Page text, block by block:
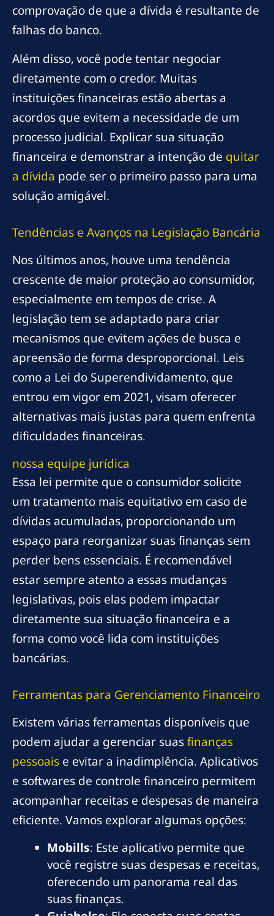
comprovação de que a dívida é resultante de
falhas do banco.
Além disso, você pode tentar negociar
diretamente com o credor. Muitas
instituições financeiras estão abertas a
acordos que evitem a necessidade de um
processo judicial. Explicar sua situação
financeira e demonstrar a intenção de quitar
a dívida pode ser o primeiro passo para uma
solução amigável.
Tendências e Avanços na Legislação Bancária
Nos últimos anos, houve uma tendência
crescente de maior proteção ao consumidor,
especialmente em tempos de crise. A
legislação tem se adaptado para criar
mecanismos que evitem ações de busca e
apreensão de forma desproporcional. Leis
como a Lei do Superendividamento, que
entrou em vigor em 2021, visam oferecer
alternativas mais justas para quem enfrenta
dificuldades financeiras.
nossa equipe jurídica
Essa lei permite que o consumidor solicite
um tratamento mais equitativo em caso de
dívidas acumuladas, proporcionando um
espaço para reorganizar suas finanças sem
perder bens essenciais. É recomendável
estar sempre atento a essas mudanças
legislativas, pois elas podem impactar
diretamente sua situação financeira e a
forma como você lida com instituições
bancárias.
Ferramentas para Gerenciamento Financeiro
Existem várias ferramentas disponíveis que
podem ajudar a gerenciar suasfinanças
pessoais e evitar a inadimplência. Aplicativos
e softwares de controle financeiro permitem
acompanhar receitas e despesas de maneira
eficiente. Vamos explorar algumas opções:
Mobills: Este aplicativo permite que
você registre suas despesas e receitas,
oferecendo um panorama real das
suas finanças.